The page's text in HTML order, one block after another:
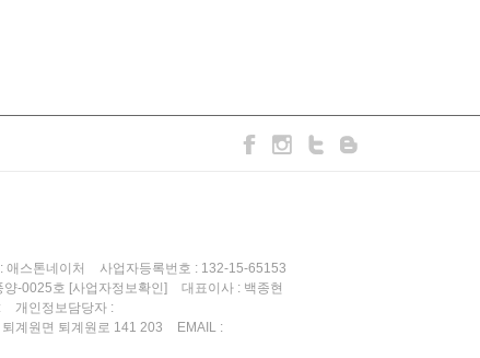
애스톤네이처
사업자등록번호 : 132-15-65153
양-0025호 [사업자정보확인]
대표이사 : 백종현
개인정보담당자 :
계원면 퇴계원로 141 203
EMAIL :